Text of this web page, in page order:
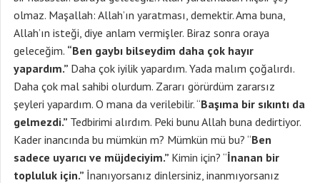
olmaz. Maşallah: Allah’ın yaratması, demektir. Ama buna,
Allah’ın isteği, diye anlam vermişler. Biraz sonra oraya
geleceğim. “Ben gaybı bilseydim daha çok hayır
yapardım.” Daha çok iyilik yapardım. Yada malım çoğalırdı.
Daha çok mal sahibi olurdum. Zararı görürdüm zararsız
şeyleri yapardım. O mana da verilebilir. “Başıma bir sıkıntı da
gelmezdi.” Tedbirimi alırdım. Peki bunu Allah buna dedirtiyor.
Kader inancında bu mümkün m? Mümkün mü bu? “Ben
sadece uyarıcı ve müjdeciyim.” Kimin için? “İnanan bir
topluluk için.” İnanıyorsanız dinlersiniz, inanmıyorsanız